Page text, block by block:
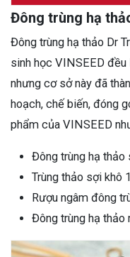
Đông trùng hạ
Đông trùng hạ thảo Dr
sinh học VINSEED
nhưng cơ sở này đã
hoạch, chế biến, đóng
phẩm của VINSEED
Đông trùng hạ thảo
Trùng thảo sợi khô
Rượu ngâm đông
Đông trùng hạ thảo